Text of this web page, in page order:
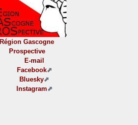
Région Gascogne
Prospective
E-mail
Facebook
Bluesky
Instagram